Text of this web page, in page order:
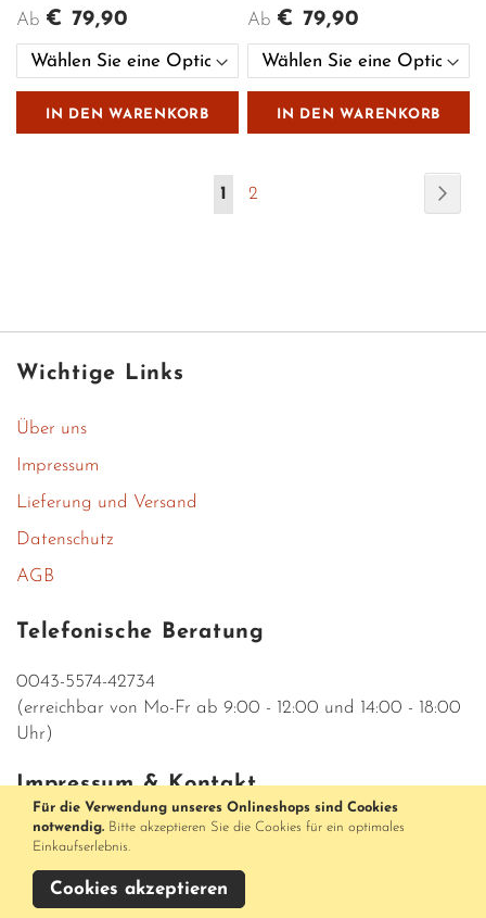
Für die Verwendung unseres Onlineshops sind Cookies
notwendig. Bitte akzeptieren Sie die Cookies für ein optimales
Einkaufserlebnis.
Cookies akzeptieren
Ab € 79,90
IN DEN WARENKORB
Ab € 79,90
IN DEN WARENKORB
Seite
Sie
1 Seite
2
Wichtige Links
Über uns
Impressum
Lieferung und Versand
Datenschutz
AGB
Telefonische Beratung
0043-5574-42734
(erreichbar von Mo-Fr ab 9:00 - 12:00 und 14:00 - 18:00
Uhr)
Impressum & Kontakt
Parfumerieshop Medusa
AT-6900 Bregenz